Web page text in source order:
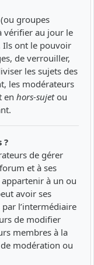
groupes
vérifier au jour le
ont le pouvoir
de verrouiller,
les sujets des
les modérateurs
en hors-sujetou
?
de gérer
et à ses
à un ou
avoir ses
l’intermédiaire
de modifier
membres à la
modération ou